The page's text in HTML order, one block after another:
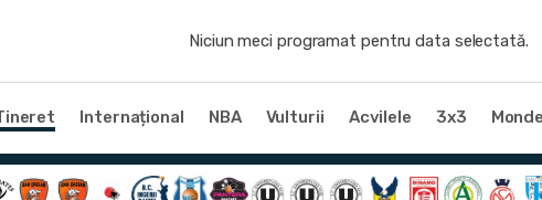
Niciun meci programat pentru data selectată.
Internațional NBA Vulturii Acvilele 3x3